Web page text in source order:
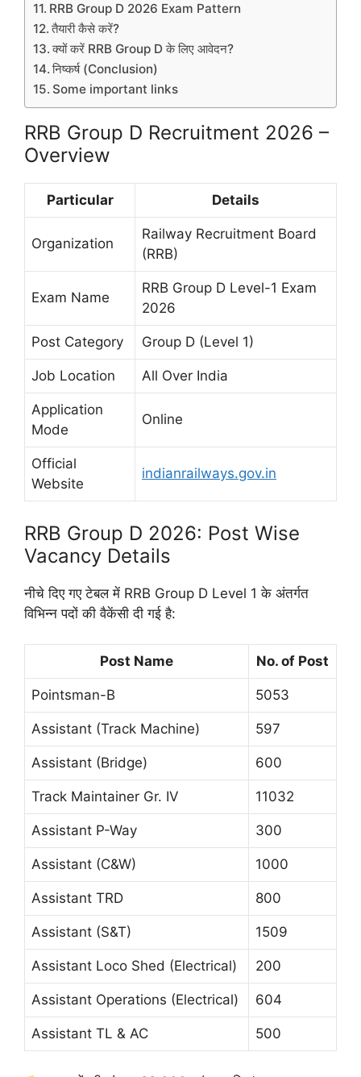
RRB Group D 2026 Exam Pattern
तैयारी कैसे करें?
क्यों करें RRB Group D के लिए आवेदन?
निष्कर्ष (Conclusion)
Some important links
RRB Group D Recruitment 2026 –
Overview
Particular Details
Organization
Railway Recruitment Board
(RRB)
Exam Name
RRB Group D Level-1 Exam
2026
Post Category Group D (Level 1)
Job Location All Over India
Application
Mode
Online
Official
Website
indianrailways.gov.in
RRB Group D 2026: Post Wise
Vacancy Details
नीचे दिए गए टेबल में RRB Group D Level 1 के अंतर्गत
विभिन्न पदों की वैकेंसी दी गई है:
Post Name No. of Post
Pointsman-B 5053
Assistant (Track Machine) 597
Assistant (Bridge) 600
Track Maintainer Gr. IV 11032
Assistant P-Way 300
Assistant (C&W) 1000
Assistant TRD 800
Assistant (S&T) 1509
Assistant Loco Shed (Electrical) 200
Assistant Operations (Electrical) 604
Assistant TL & AC 500